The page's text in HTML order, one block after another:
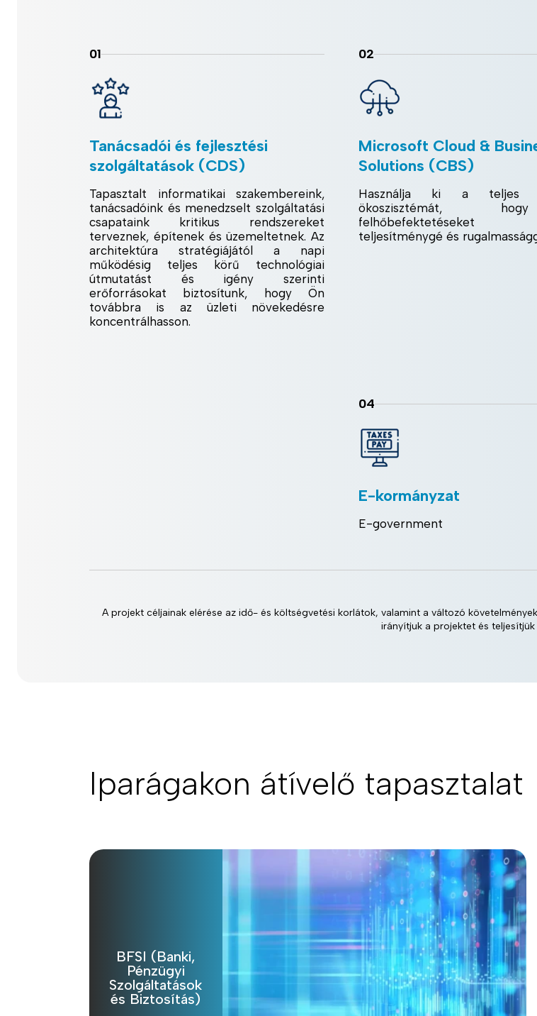
01
Tanácsadói és fejlesztési
szolgáltatások (CDS)
Tapasztalt informatikai szakembereink,
tanácsadóink és menedzselt szolgáltatási
csapataink kritikus rendszereket
terveznek, építenek és üzemeltetnek. Az
architektúra stratégiájától a napi
működésig teljes körű technológiai
útmutatást és igény szerinti
erőforrásokat biztosítunk, hogy Ön
továbbra is az üzleti növekedésre
koncentrálhasson.
02
Microsoft Cloud &
Solutions (CBS)
Használja ki a teljes
ökoszisztémát,
felhőbefektetéseket
teljesítménygé és
04
E-kormányzat
E-government
A projekt céljainak elérése az idő- és költségvetési korlátok, valamint a változó
irányítjuk a projektet és teljesítjük
Iparágakon átívelő tapasztalat
BFSI (Banki,
Pénzügyi
Szolgáltatások
és Biztosítás)